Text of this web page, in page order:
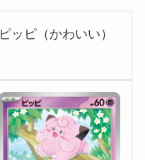
ピッピ（かわいい）